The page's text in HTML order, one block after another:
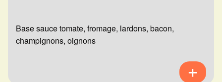
Base sauce tomate, fromage, lardons, bacon,
champignons, oignons